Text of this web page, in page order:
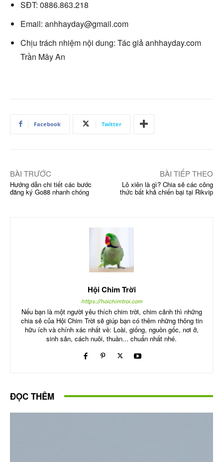
SĐT: 0886.863.218
Email: anhhayday@gmail.com
Chịu trách nhiệm nội dung: Tác giả anhhayday.com
Trần Mây An
Facebook Twitter
BÀI TRƯỚC
Hướng dẫn chi tiết các bước
đăng ký Go88 nhanh chóng
BÀI TIẾP THEO
Lô xiên là gì? Chia sẻ các công
thức bất khả chiến bại tại Rikvip
Hội Chim Trời
https://hoichimtroi.com
Nếu bạn là một người yêu thích chim trời, chim cảnh thì những
chia sẻ của Hội Chim Trời sẽ giúp bạn có thêm những thông tin
hữu ích và chính xác nhất về: Loài, giống, nguồn gốc, nơi ở,
sinh sản, cách nuôi, thuần... chuẩn nhất nhé.
ĐỌC THÊM